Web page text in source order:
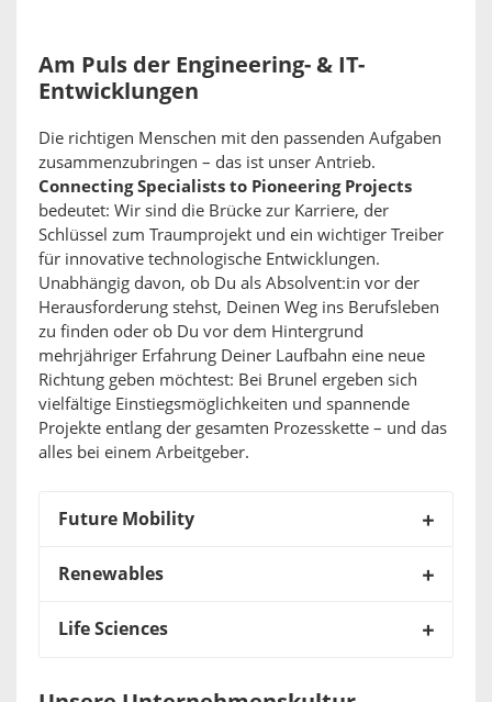
Am Puls der Engineering- & IT-
Entwicklungen
Die richtigen Menschen mit den passenden Aufgaben
zusammenzubringen – das ist unser Antrieb.
Connecting Specialists to Pioneering Projects
bedeutet: Wir sind die Brücke zur Karriere, der
Schlüssel zum Traumprojekt und ein wichtiger Treiber
für innovative technologische Entwicklungen.
Unabhängig davon, ob Du als Absolvent:in vor der
Herausforderung stehst, Deinen Weg ins Berufsleben
zu finden oder ob Du vor dem Hintergrund
mehrjähriger Erfahrung Deiner Laufbahn eine neue
Richtung geben möchtest: Bei Brunel ergeben sich
vielfältige Einstiegsmöglichkeiten und spannende
Projekte entlang der gesamten Prozesskette – und das
alles bei einem Arbeitgeber.
Future Mobility
Renewables
Life Sciences